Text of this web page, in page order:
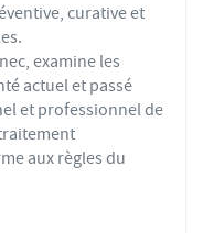
curative et
actuel et passé
et professionnel de
aux règles du